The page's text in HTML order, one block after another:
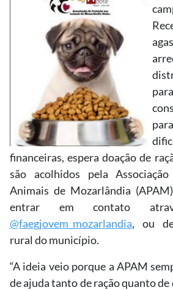
financeiras, espera doação de
são acolhidos pela
Animais de Mozarlândia
entrar em contato
@faegjovem_mozarlandia, ou
rural do município.
“A ideia veio porque a APAM
de ajuda tanto de ração quanto